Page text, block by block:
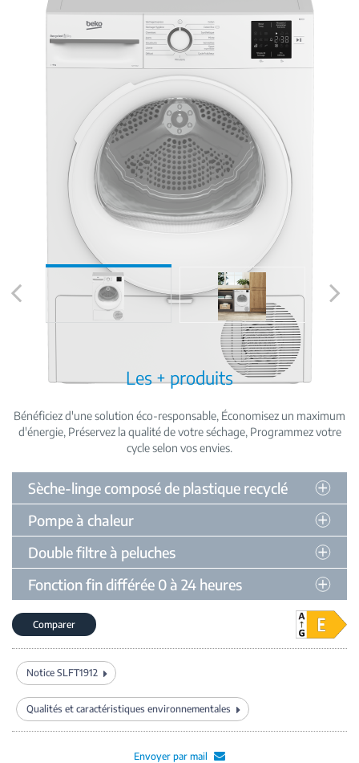
Les + produits
Bénéficiez d'une solution éco-responsable Économisez un maximum
d'énergie Préservez la qualité de votre séchage Programmez votre
cycle selon vos envies
Sèche-linge composé de plastique recyclé
Pompe à chaleur
Double filtre à peluches
Fonction fin différée 0 à 24 heures
Comparer
Notice SLFT1912
Qualités et caractéristiques environnementales
Envoyer par mail